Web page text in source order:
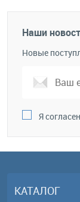
Наши
Новые
Я
КАТАЛОГ